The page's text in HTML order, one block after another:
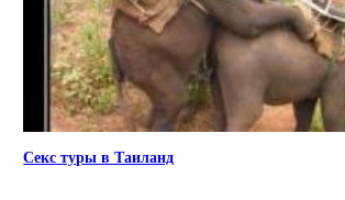
Секс туры в Таиланд